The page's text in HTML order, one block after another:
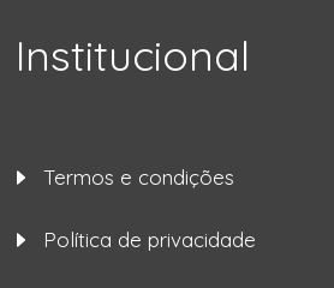
Institucional
Termos e condições
Política de privacidade